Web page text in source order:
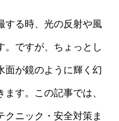
する時、光の反射や風
。ですが、ちょっとし
面が鏡のように輝く幻
す。この記事では、
クニック・安全対策ま